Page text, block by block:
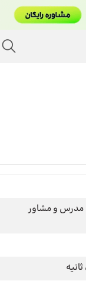
مدرس و مشاور